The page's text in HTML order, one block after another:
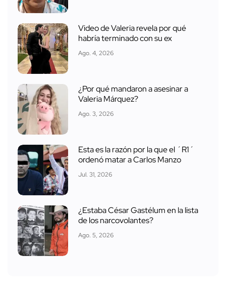
Video de Valeria revela por qué
habría terminado con su ex
Ago. 4, 2026
¿Por qué mandaron a asesinar a
Valeria Márquez?
Ago. 3, 2026
Esta es la razón por la que el ´R1´
ordenó matar a Carlos Manzo
Jul. 31, 2026
¿Estaba César Gastélum en la lista
de los narcovolantes?
Ago. 5, 2026